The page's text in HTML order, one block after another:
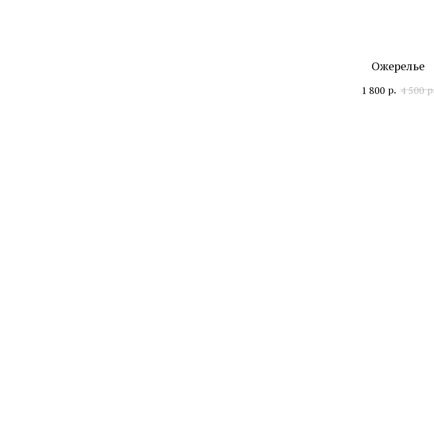
Ожерелье
1 800 р. 4 500